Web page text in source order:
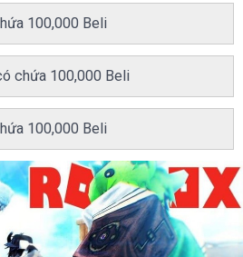
100,000 Beli
chứa 100,000 Beli
100,000 Beli